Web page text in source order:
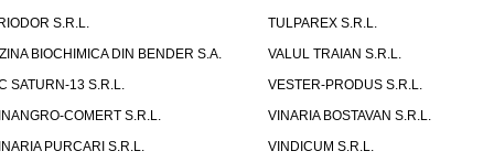
S.R.L.
TULPAREX S.R.L.
BIOCHIMICA DIN BENDER S.A.
VALUL TRAIAN S.R.L.
SATURN-13 S.R.L.
VESTER-PRODUS S.R.L.
COMERT S.R.L.
VINARIA BOSTAVAN S.R.L.
PURCARI S.R.L.
VINDICUM S.R.L.